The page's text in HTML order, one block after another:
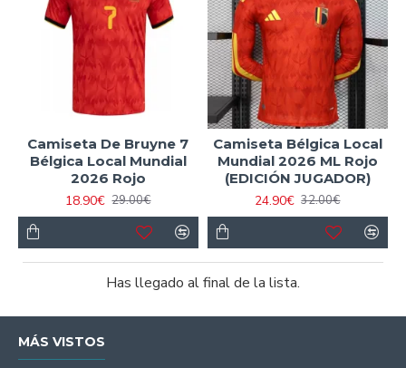
Camiseta De Bruyne 7
Bélgica Local Mundial
2026 Rojo
18.90€ 29.00€
Camiseta Bélgica Local
Mundial 2026 ML Rojo
(EDICIÓN JUGADOR)
24.90€ 32.00€
Has llegado al final de la lista.
MÁS VISTOS